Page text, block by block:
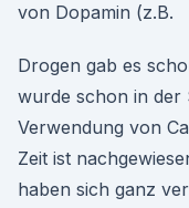
von Dopamin (z.B.
Drogen gab es
wurde schon in der
Verwendung von
Zeit ist
haben sich ganz